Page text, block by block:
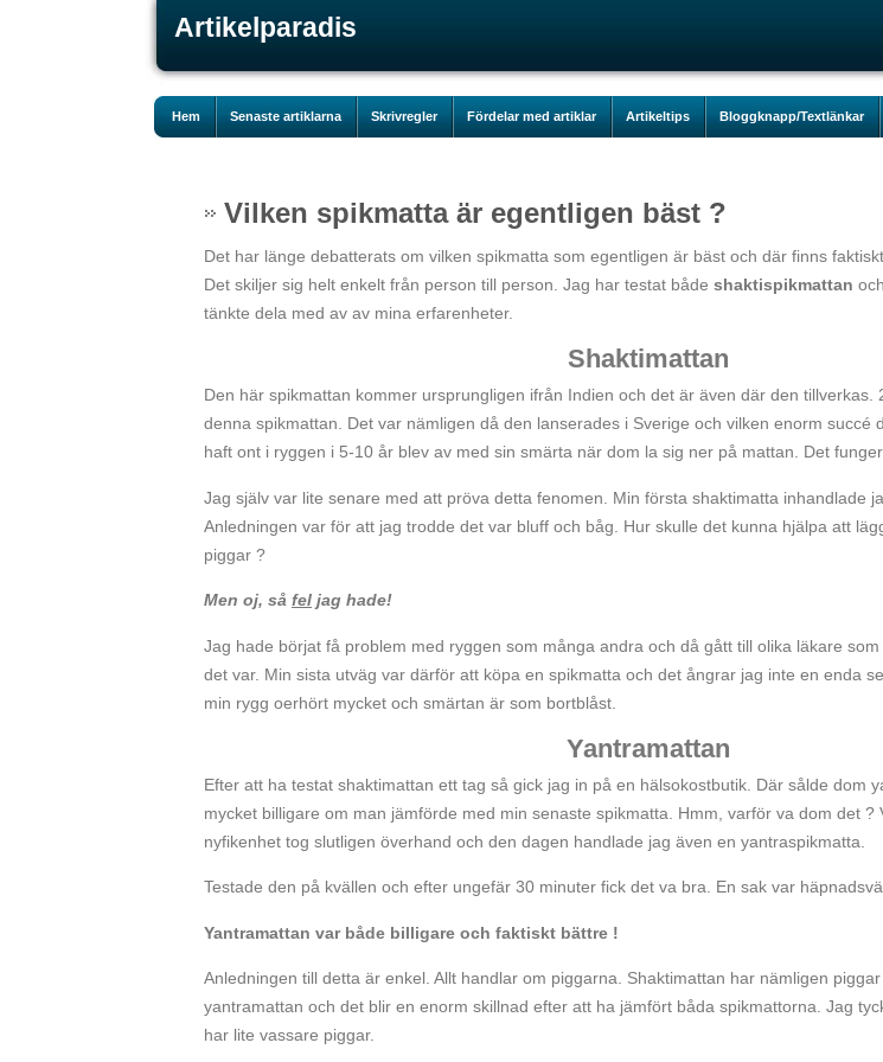
Artikelparadis
Hem Senaste artiklarna Skrivregler Fördelar med artiklar Artikeltips Bloggknapp/Textlänkar
Vilken spikmatta är egentligen bäst ?
Det har länge debatterats om vilken spikmatta som egentligen är bäst och där finns
Det skiljer sig helt enkelt från person till person. Jag har testat både shaktispikmattan och
tänkte dela med av av mina erfarenheter.
Shaktimattan
Den här spikmattan kommer ursprungligen ifrån Indien och det är även där den tillverkas.
denna spikmattan. Det var nämligen då den lanserades i Sverige och vilken enorm succé
haft ont i ryggen i 5-10 år blev av med sin smärta när dom la sig ner på mattan. Det
Jag själv var lite senare med att pröva detta fenomen. Min första shaktimatta inhandlade
Anledningen var för att jag trodde det var bluff och båg. Hur skulle det kunna hjälpa att
piggar ?
Men oj, så fel jag hade!
Jag hade börjat få problem med ryggen som många andra och då gått till olika läkare
det var. Min sista utväg var därför att köpa en spikmatta och det ångrar jag inte en enda
min rygg oerhört mycket och smärtan är som bortblåst.
Yantramattan
Efter att ha testat shaktimattan ett tag så gick jag in på en hälsokostbutik. Där sålde dom
mycket billigare om man jämförde med min senaste spikmatta. Hmm, varför va dom det ?
nyfikenhet tog slutligen överhand och den dagen handlade jag även en yantraspikmatta.
Testade den på kvällen och efter ungefär 30 minuter fick det va bra. En sak var
Yantramattan var både billigare och faktiskt bättre !
Anledningen till detta är enkel. Allt handlar om piggarna. Shaktimattan har nämligen
yantramattan och det blir en enorm skillnad efter att ha jämfört båda spikmattorna. Jag
har lite vassare piggar.